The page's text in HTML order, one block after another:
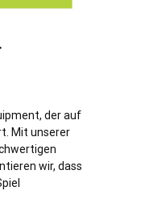
der auf
Mit unserer
wir, dass